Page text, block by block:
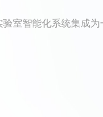
室智能化系统集成